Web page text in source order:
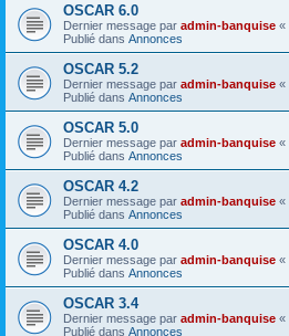
OSCAR 6.0
Dernier message par admin-banquise «
Publié dans Annonces
OSCAR 5.2
Dernier message par admin-banquise «
Publié dans Annonces
OSCAR 5.0
Dernier message par admin-banquise «
Publié dans Annonces
OSCAR 4.2
Dernier message par admin-banquise «
Publié dans Annonces
OSCAR 4.0
Dernier message par admin-banquise «
Publié dans Annonces
OSCAR 3.4
Dernier message par admin-banquise «
Publié dans Annonces